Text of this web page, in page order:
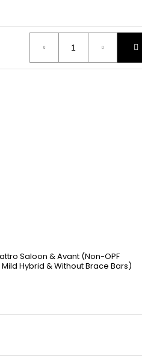
Saloon & Avant (Non-OPF
Hybrid & Without Brace Bars)
MODUL